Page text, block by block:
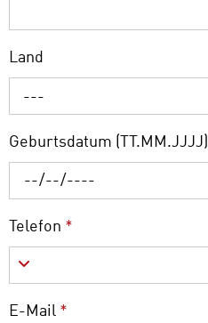
Land
---
Geburtsdatum (TT.MM.JJJJ)
Telefon *
E-Mail *